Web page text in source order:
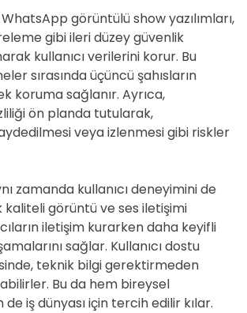
görüntülü show yazılımları,
gibi ileri düzey güvenlik
kullanıcı verilerini korur. Bu
sırasında üçüncü şahısların
koruma sağlanır. Ayrıca,
ön planda tutularak,
veya izlenmesi gibi riskler
zamanda kullanıcı deneyimini de
kaliteli görüntü ve ses iletişimi
iletişim kurarken daha keyifli
sağlar. Kullanıcı dostu
teknik bilgi gerektirmeden
Bu da hem bireysel
de iş dünyası için tercih edilir kılar.